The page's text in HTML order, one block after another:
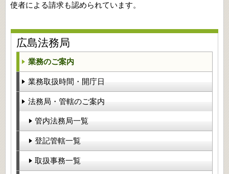
使者による請求も認められています。
広島法務局
業務のご案内
業務取扱時間・開庁日
法務局・管轄のご案内
管内法務局一覧
登記管轄一覧
取扱事務一覧